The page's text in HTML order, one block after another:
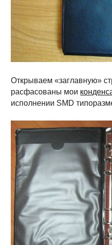
Открываем «заглавную»
расфасованы мои
исполнении SMD